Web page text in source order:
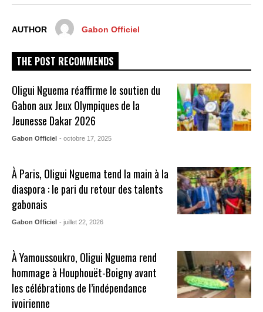
AUTHOR Gabon Officiel
THE POST RECOMMENDS
Oligui Nguema réaffirme le soutien du
Gabon aux Jeux Olympiques de la
Jeunesse Dakar 2026
Gabon Officiel - octobre 17, 2025
À Paris, Oligui Nguema tend la main à la
diaspora : le pari du retour des talents
gabonais
Gabon Officiel - juillet 22, 2026
À Yamoussoukro, Oligui Nguema rend
hommage à Houphouët-Boigny avant
les célébrations de l’indépendance
ivoirienne